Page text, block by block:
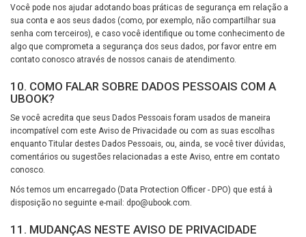
Você pode nos ajudar adotando boas práticas de segurança em relação a
sua conta e aos seus dados (como, por exemplo, não compartilhar sua
senha com terceiros), e caso você identifique ou tome conhecimento de
algo que comprometa a segurança dos seus dados, por favor entre em
contato conosco através de nossos canais de atendimento.
10. COMO FALAR SOBRE DADOS PESSOAIS COM A
UBOOK?
Se você acredita que seus Dados Pessoais foram usados de maneira
incompatível com este Aviso de Privacidade ou com as suas escolhas
enquanto Titular destes Dados Pessoais, ou, ainda, se você tiver dúvidas,
comentários ou sugestões relacionadas a este Aviso, entre em contato
conosco.
Nós temos um encarregado (Data Protection Officer - DPO) que está à
disposição no seguinte e-mail: dpo@ubook.com.
11. MUDANÇAS NESTE AVISO DE PRIVACIDADE